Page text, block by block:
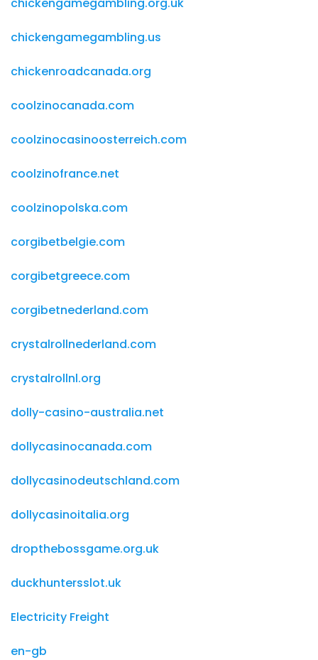
chickengamegambling.us
chickenroadcanada.org
coolzinocanada.com
coolzinocasinoosterreich.com
coolzinofrance.net
coolzinopolska.com
corgibetbelgie.com
corgibetgreece.com
corgibetnederland.com
crystalrollnederland.com
crystalrollnl.org
dolly-casino-australia.net
dollycasinocanada.com
dollycasinodeutschland.com
dollycasinoitalia.org
dropthebossgame.org.uk
duckhuntersslot.uk
Electricity Freight
en-gb